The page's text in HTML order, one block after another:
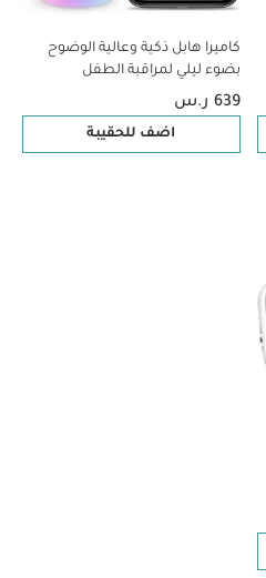
كاميرا هابل ذكية وعالية الوضوح
بضوء ليلي لمراقبة الطفل
639 ر.س
اضف للحقيبة